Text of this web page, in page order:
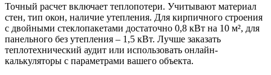
Точный расчет включает теплопотери. Учитывают материал
стен, тип окон, наличие утепления. Для кирпичного строения
с двойными стеклопакетами достаточно 0,8 кВт на 10 м², для
панельного без утепления – 1,5 кВт. Лучше заказать
теплотехнический аудит или использовать онлайн-
калькуляторы с параметрами вашего объекта.